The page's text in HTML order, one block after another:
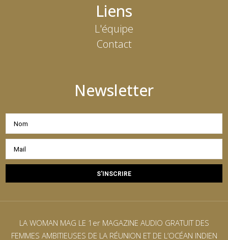
Liens
L'équipe
Contact
Newsletter
LA WOMAN MAG LE 1er MAGAZINE AUDIO GRATUIT DES
FEMMES AMBITIEUSES DE LA RÉUNION ET DE L’OCÉAN INDIEN